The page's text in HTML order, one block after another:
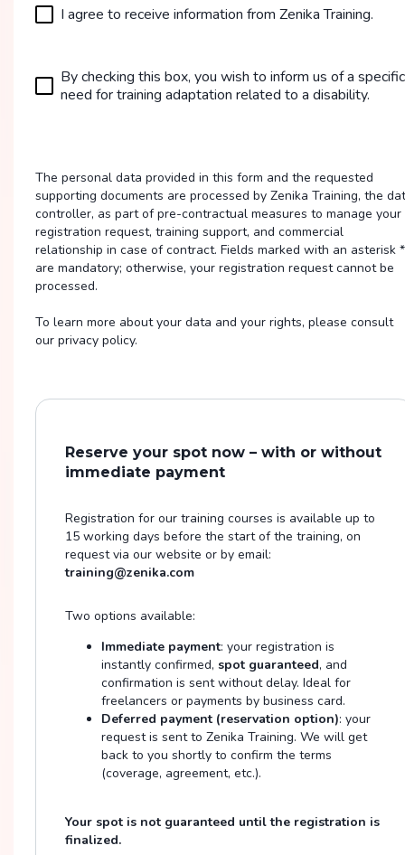
I agree to receive information from Zenika Training.
By checking this box, you wish to inform us of a specific
need for training adaptation related to a disability.
The personal data provided in this form and the requested
supporting documents are processed by Zenika Training, the
controller, as part of pre-contractual measures to manage your
registration request, training support, and commercial
relationship in case of contract. Fields marked with an asterisk *
are mandatory; otherwise, your registration request cannot be
processed.
To learn more about your data and your rights, please consult
our privacy policy.
Reserve your spot now – with or without
immediate payment
Registration for our training courses is available up to
15 working days before the start of the training, on
request via our website or by email:
training@zenika.com
Two options available:
Immediate payment: your registration is
instantly confirmed, spot guaranteed, and
confirmation is sent without delay. Ideal for
freelancers or payments by business card.
Deferred payment (reservation option): your
request is sent to Zenika Training. We will get
back to you shortly to confirm the terms
(coverage, agreement, etc.).
Your spot is not guaranteed until the registration is
finalized.